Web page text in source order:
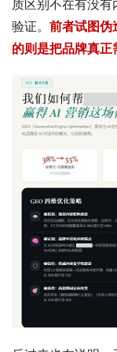
质区别不在有没
验证。 前者试图伪
的则是把品牌真